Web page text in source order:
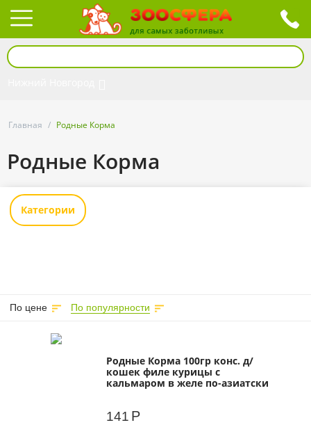
Главная / Родные Корма
Родные Корма
Категории
По цене По популярности
Родные Корма 100гр конс. д/
кошек филе курицы с
кальмаром в желе по-азиатски
141 Р